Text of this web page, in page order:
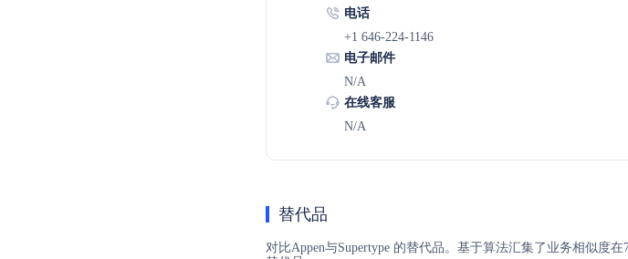
电话
+1 646-224-1146
电子邮件
N/A
在线客服
N/A
替代品
对比Appen与Supertype 的替代品。基于算法汇集了业务相似度